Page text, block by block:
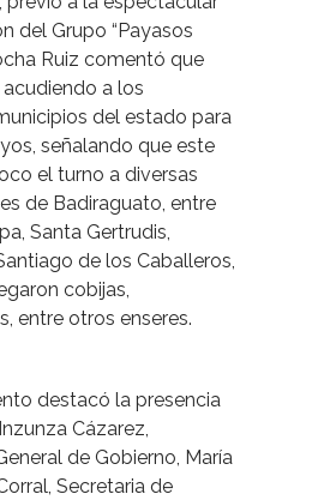
del Grupo “Payasos
Ruiz comentó que
a los
del estado para
señalando que este
el turno a diversas
de Badiraguato, entre
Santa Gertrudis,
de los Caballeros,
cobijas,
entre otros enseres.
destacó la presencia
Cázarez,
de Gobierno, María
Secretaria de